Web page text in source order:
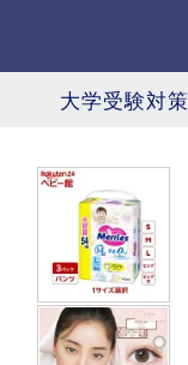
大学受験対策